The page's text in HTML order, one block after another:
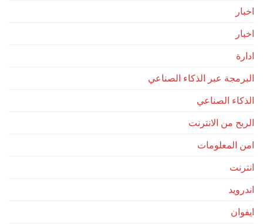
اخبار
اخبار
ادارة
البرمجة عبر الذكاء الصناعي
الذكاء الصناعي
الربح من الانترنت
امن المعلومات
انترنت
اندرويد
ايفوان